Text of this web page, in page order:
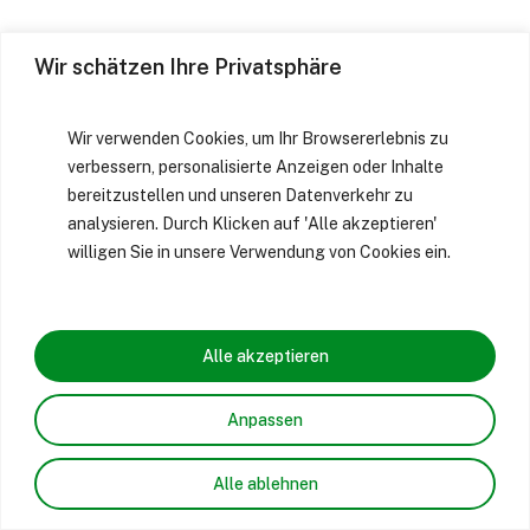
Wir schätzen Ihre Privatsphäre
Wir verwenden Cookies, um Ihr Browsererlebnis zu
verbessern, personalisierte Anzeigen oder Inhalte
bereitzustellen und unseren Datenverkehr zu
analysieren. Durch Klicken auf 'Alle akzeptieren'
willigen Sie in unsere Verwendung von Cookies ein.
Anpassen
Alle ablehnen
Alle akzeptieren